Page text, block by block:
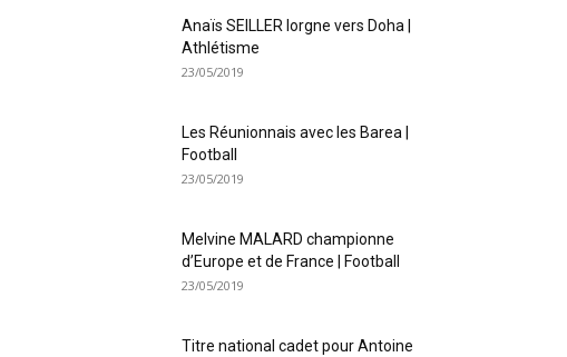
Anaïs SEILLER lorgne vers Doha |
Athlétisme
23/05/2019
Les Réunionnais avec les Barea |
Football
23/05/2019
Melvine MALARD championne
d’Europe et de France | Football
23/05/2019
Titre national cadet pour Antoine